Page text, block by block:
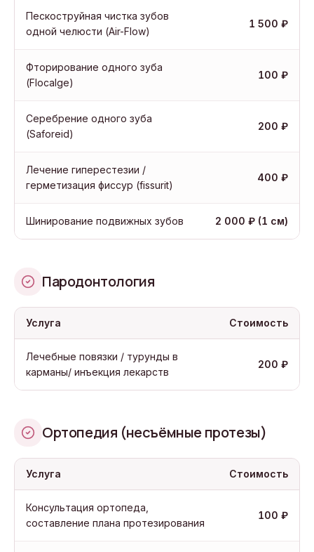
Пескоструйная чистка зубов
одной челюсти (Air-Flow)
1 500 ₽
Фторирование одного зуба
(Flocalge)
100 ₽
Серебрение одного зуба
(Saforeid)
200 ₽
Лечение гиперестезии /
герметизация фиссур (fissurit)
400 ₽
Шинирование подвижных зубов 2 000 ₽ (1 см)
Пародонтология
Услуга Стоимость
Лечебные повязки / турунды в
карманы/ инъекция лекарств
200 ₽
Ортопедия (несъёмные протезы)
Услуга Стоимость
Консультация ортопеда,
составление плана протезирования
100 ₽